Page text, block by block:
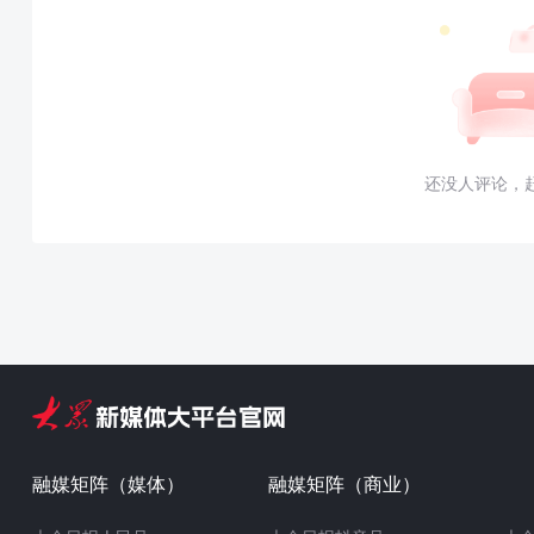
还没人评论，
融媒矩阵（媒体） 融媒矩阵（商业）